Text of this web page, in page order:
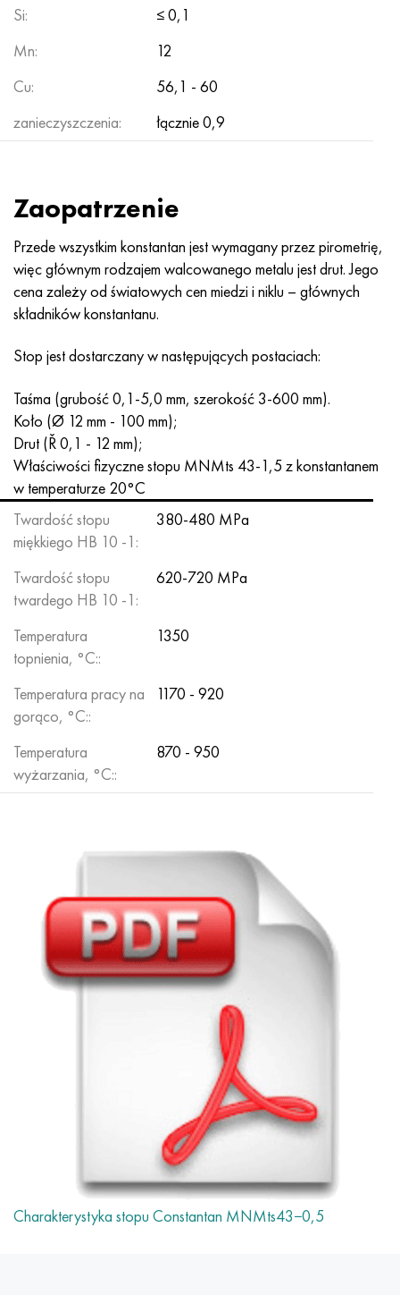
Si:
≤ 0,1
Mn:
12
Cu:
56,1 - 60
zanieczyszczenia:
łącznie 0,9
Zaopatrzenie
Przede wszystkim konstantan jest wymagany przez pirometrię,
więc głównym rodzajem walcowanego metalu jest drut. Jego
cena zależy od światowych cen miedzi i niklu – głównych
składników konstantanu.
Stop jest dostarczany w następujących postaciach:
Taśma (grubość 0,1-5,0 mm, szerokość 3-600 mm).
Koło (Ø 12 mm - 100 mm);
Drut (Ř 0,1 - 12 mm);
Właściwości fizyczne stopu MNMts 43-1,5 z konstantanem
w temperaturze 20°C
Twardość stopu
miękkiego HB 10 -1:
380-480 MPa
Twardość stopu
twardego HB 10 -1:
620-720 MPa
Temperatura
topnienia, °C::
1350
Temperatura pracy na
gorąco, °C::
1170 - 920
Temperatura
wyżarzania, °C::
870 - 950
Charakterystyka stopu Constantan MNMts43−0,5
Nimonic 90
Nimonic 263
Haynesa 25
Haynesa 188
Hastelloy b3
Hastelloy c4
Hastelloy c22
Hastelloy C-276
Hastelloy C2000
Hastelloy 3
Hastelloy x
Udimet 500
Udimet 720
rura precyzyjna
H70MFV
AM-350 - poprawka 5548
AM-355 - poprawka 5547
Custom 450® - bez S45000
Grecki Ascoloy 418
45Х14Н14В2М
50X14MF
65X13
90X18MF
ac35g2, 36smnpb14, 1.0765
38x2n2ma, 34CrNiMo6, 40NiCrMo7
40hn2ma, 34CrNiMo4, 36hnm
38h, 37h
40G, 40Mn4, AISI 1035
38XM, 42CrMo4, AISI 1.7225
40ХН, 36NiCr6, AISI 3135
40XFA, 1.7223, AISI 4142
45X, 45h, 1,7035
45HN2MFA, k2425, 45hnmf
A40G, 44smn28, 1.0762, 46s20